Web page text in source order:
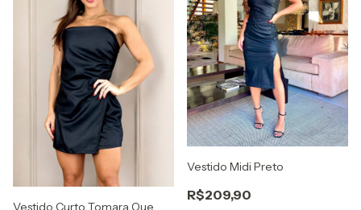
Vestido Midi Preto
R$209,90